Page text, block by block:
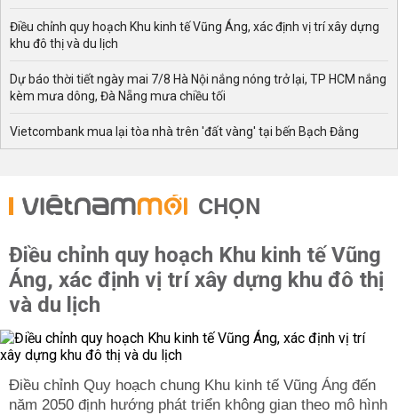
Điều chỉnh quy hoạch Khu kinh tế Vũng Áng, xác định vị trí xây dựng
khu đô thị và du lịch
Dự báo thời tiết ngày mai 7/8 Hà Nội nắng nóng trở lại, TP HCM nắng
kèm mưa dông, Đà Nẵng mưa chiều tối
Vietcombank mua lại tòa nhà trên 'đất vàng' tại bến Bạch Đằng
CHỌN
Điều chỉnh quy hoạch Khu kinh tế Vũng
Áng, xác định vị trí xây dựng khu đô thị
và du lịch
Điều chỉnh Quy hoạch chung Khu kinh tế Vũng Áng đến
năm 2050 định hướng phát triển không gian theo mô hình